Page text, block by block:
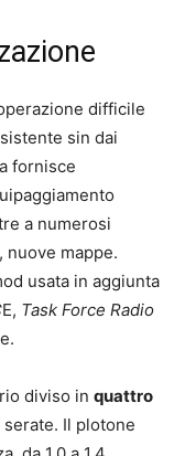
difficile
sin dai
fornisce
a numerosi
mappe.
usata in aggiunta
E, Task Force Radio
diviso in quattro
Il plotone